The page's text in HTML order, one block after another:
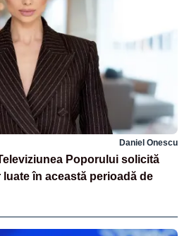
Daniel Onescu
Poporului solicită
în această perioadă de